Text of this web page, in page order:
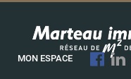
MON ESPACE